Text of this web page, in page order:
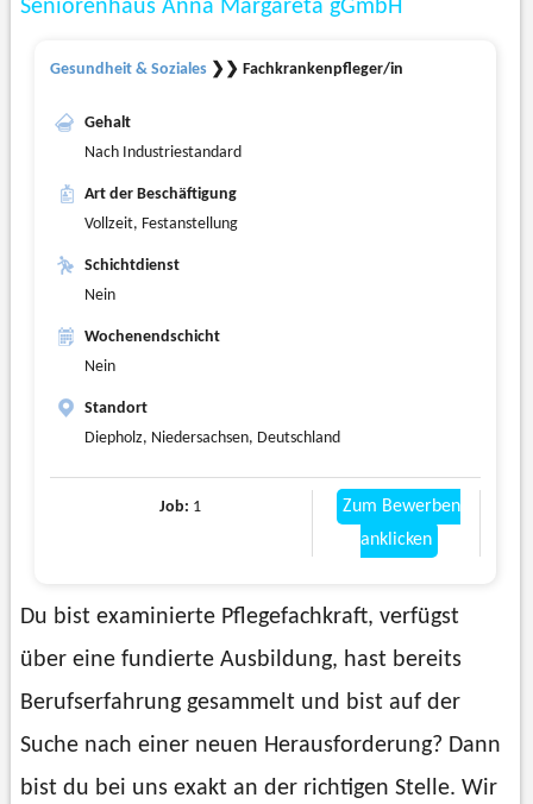
Seniorenhaus Anna Margareta gGmbH
Gesundheit & Soziales❯❯ Fachkrankenpfleger/in
Gehalt
Nach Industriestandard
Art der Beschäftigung
Vollzeit, Festanstellung
Schichtdienst
Nein
Wochenendschicht
Nein
Standort
Diepholz, Niedersachsen, Deutschland
Job: 1
Zum Bewerben
anklicken
Du bist examinierte Pflegefachkraft, verfügst
über eine fundierte Ausbildung, hast bereits
Berufserfahrung gesammelt und bist auf der
Suche nach einer neuen Herausforderung? Dann
bist du bei uns exakt an der richtigen Stelle. Wir